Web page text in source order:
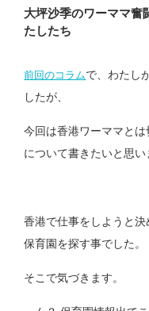
大坪沙季のワーママ
たしたち
前回のコラムで、わたし
したが、
今回は香港ワーママと
について書きたいと思い
香港で仕事をしようと決
保育園を探す事でした。
そこで気づきます。